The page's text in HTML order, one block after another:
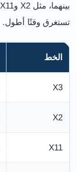
تستغرق وقتًا أطول.
الخط
X3
X2
X11